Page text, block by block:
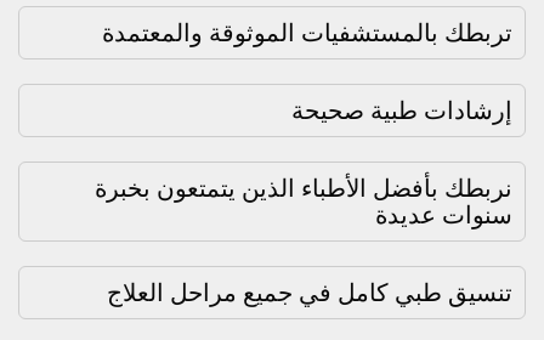
تربطك بالمستشفيات الموثوقة والمعتمدة
إرشادات طبية صحيحة
نربطك بأفضل الأطباء الذين يتمتعون بخبرة
سنوات عديدة
تنسيق طبي كامل في جميع مراحل العلاج